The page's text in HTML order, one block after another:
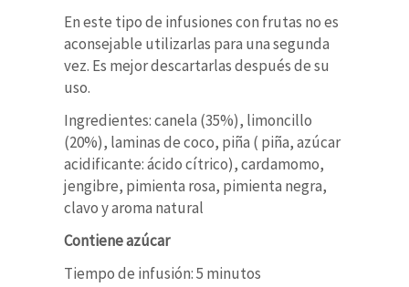
En este tipo de infusiones con frutas no es
aconsejable utilizarlas para una segunda
vez. Es mejor descartarlas después de su
uso.
Ingredientes: canela (35%), limoncillo
(20%), laminas de coco, piña ( piña, azúcar
acidificante: ácido cítrico), cardamomo,
jengibre, pimienta rosa, pimienta negra,
clavo y aroma natural
Contiene azúcar
Tiempo de infusión: 5 minutos